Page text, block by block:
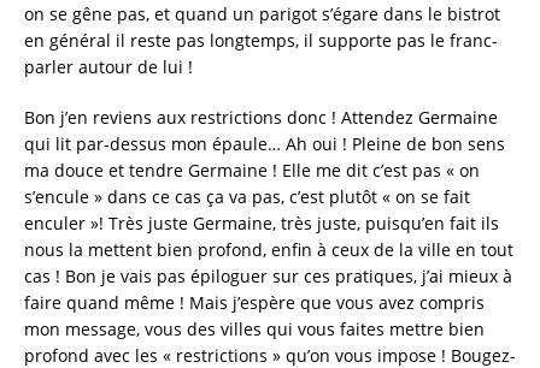
on se gêne pas, et quand un parigot s’égare dans le bistrot
en général il reste pas longtemps, il supporte pas le franc-
parler autour de lui !
Bon j’en reviens aux restrictions donc ! Attendez Germaine
qui lit par-dessus mon épaule… Ah oui ! Pleine de bon sens
ma douce et tendre Germaine ! Elle me dit c’est pas « on
s’encule » dans ce cas ça va pas, c’est plutôt « on se fait
enculer »! Très juste Germaine, très juste, puisqu’en fait ils
nous la mettent bien profond, enfin à ceux de la ville en tout
cas ! Bon je vais pas épiloguer sur ces pratiques, j’ai mieux à
faire quand même ! Mais j’espère que vous avez compris
mon message, vous des villes qui vous faites mettre bien
profond avec les « restrictions » qu’on vous impose ! Bougez-